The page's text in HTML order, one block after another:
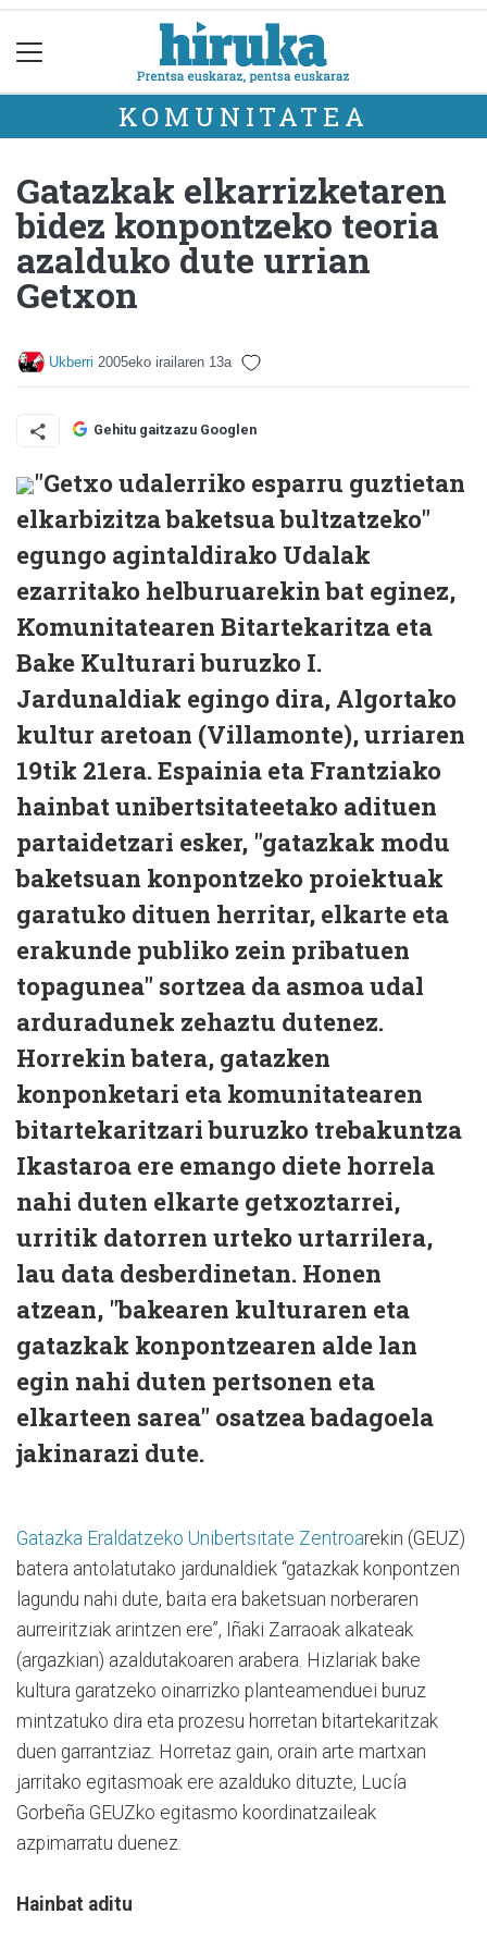
KOMUNITATEA
Gatazkak elkarrizketaren
bidez konpontzeko teoria
azalduko dute urrian
Getxon
Ukberri 2005eko irailaren 13a
Gehitu gaitzazu Googlen
"Getxo udalerriko esparru guztietan
elkarbizitza baketsua bultzatzeko"
egungo agintaldirako Udalak
ezarritako helburuarekin bat eginez,
Komunitatearen Bitartekaritza eta
Bake Kulturari buruzko I.
Jardunaldiak egingo dira, Algortako
kultur aretoan (Villamonte), urriaren
19tik 21era. Espainia eta Frantziako
hainbat unibertsitateetako adituen
partaidetzari esker, "gatazkak modu
baketsuan konpontzeko proiektuak
garatuko dituen herritar, elkarte eta
erakunde publiko zein pribatuen
topagunea" sortzea da asmoa udal
arduradunek zehaztu dutenez.
Horrekin batera, gatazken
konponketari eta komunitatearen
bitartekaritzari buruzko trebakuntza
Ikastaroa ere emango diete horrela
nahi duten elkarte getxoztarrei,
urritik datorren urteko urtarrilera,
lau data desberdinetan. Honen
atzean, "bakearen kulturaren eta
gatazkak konpontzearen alde lan
egin nahi duten pertsonen eta
elkarteen sarea" osatzea badagoela
jakinarazi dute.
Gatazka Eraldatzeko Unibertsitate Zentroarekin (GEUZ)
batera antolatutako jardunaldiek “gatazkak konpontzen
lagundu nahi dute, baita era baketsuan norberaren
aurreiritziak arintzen ere”, Iñaki Zarraoak alkateak
(argazkian) azaldutakoaren arabera. Hizlariak bake
kultura garatzeko oinarrizko planteamenduei buruz
mintzatuko dira eta prozesu horretan bitartekaritzak
duen garrantziaz. Horretaz gain, orain arte martxan
jarritako egitasmoak ere azalduko dituzte, Lucía
Gorbeña GEUZko egitasmo koordinatzaileak
azpimarratu duenez.
Hainbat aditu